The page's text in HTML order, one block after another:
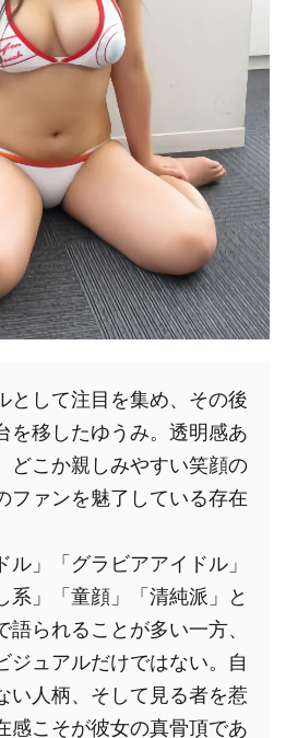
として注目を集め、その後
を移したゆうみ。透明感あ
どこか親しみやすい笑顔の
ファンを魅了している存在
ル」「グラビアアイドル」
系」「童顔」「清純派」と
られることが多い一方、
ジュアルだけではない。自
い人柄、そして見る者を惹
感こそが彼女の真骨頂であ